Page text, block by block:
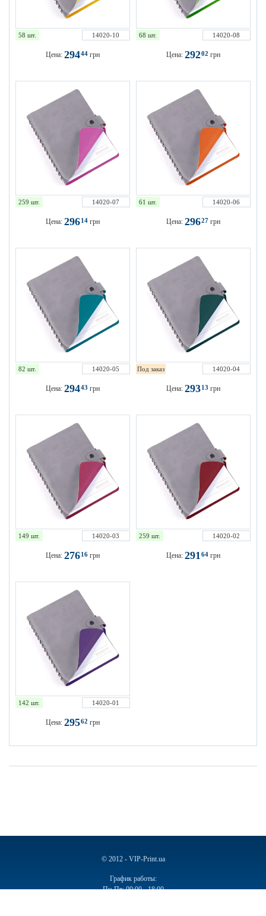
58 шт. 14020-10
Цена: 29444 грн
68 шт. 14020-08
Цена: 29202 грн
259 шт. 14020-07
Цена: 29614 грн
61 шт. 14020-06
Цена: 29627 грн
82 шт. 14020-05
Цена: 29443 грн
Под заказ 14020-04
Цена: 29313 грн
149 шт. 14020-03
Цена: 27616 грн
259 шт. 14020-02
Цена: 29164 грн
142 шт. 14020-01
Цена: 29562 грн
© 2012 - VIP-Print.ua
График работы:
Пн-Пт: 09:00 - 18:00